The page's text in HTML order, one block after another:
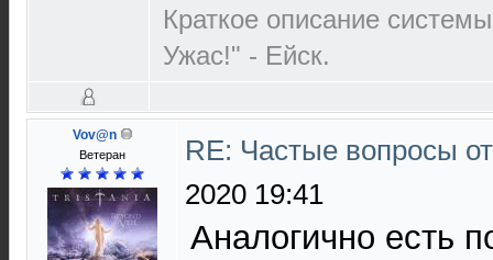
Краткое описание
Ужас!" - Ейск.
Vov@n
Ветеран
RE: Частые вопросы
2020 19:41
Аналогично есть